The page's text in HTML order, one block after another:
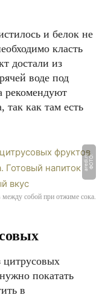
и белок не
класть
достали из
воде под
рекомендуют
так как там есть
Ф
О
Т
О:
a
r
e
di.
r
u
собой при отжиме сока.
покатать
в